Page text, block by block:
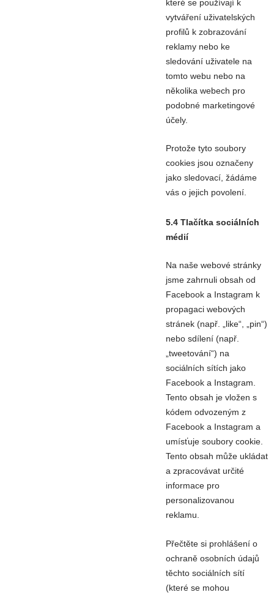
které se používají k
vytváření uživatelských
profilů k zobrazování
reklamy nebo ke
sledování uživatele na
tomto webu nebo na
několika webech pro
podobné marketingové
účely.
Protože tyto soubory
cookies jsou označeny
jako sledovací, žádáme
vás o jejich povolení.
5.4 Tlačítka sociálních
médií
Na naše webové stránky
jsme zahrnuli obsah od
Facebook a Instagram k
propagaci webových
stránek (např. „like“, „pin“)
nebo sdílení (např.
„tweetování“) na
sociálních sítích jako
Facebook a Instagram.
Tento obsah je vložen s
kódem odvozeným z
Facebook a Instagram a
umísťuje soubory cookie.
Tento obsah může ukládat
a zpracovávat určité
informace pro
personalizovanou
reklamu.
Přečtěte si prohlášení o
ochraně osobních údajů
těchto sociálních sítí
(které se mohou